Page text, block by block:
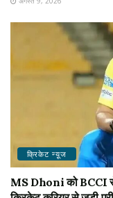
क्रिकेट न्यू़ज
MS Dhoni को BCCI से